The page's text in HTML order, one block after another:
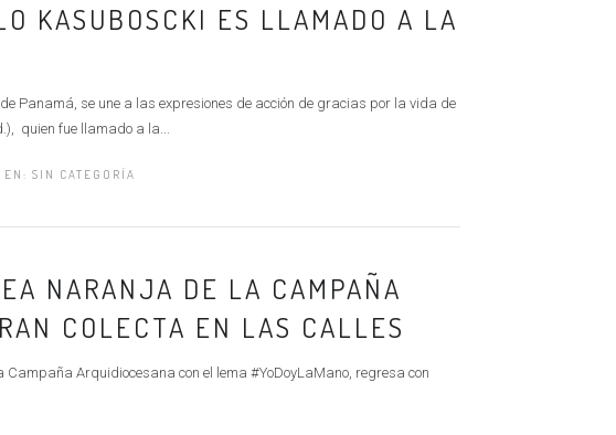
KASUBOSCKI ES LLAMADO A LA
Panamá, se une a las expresiones de acción de gracias por la vida de
quien fue llamado a la...
EN: SIN CATEGORÍA
NARANJA DE LA CAMPAÑA
COLECTA EN LAS CALLES
Arquidiocesana con el lema #YoDoyLaMano, regresa con